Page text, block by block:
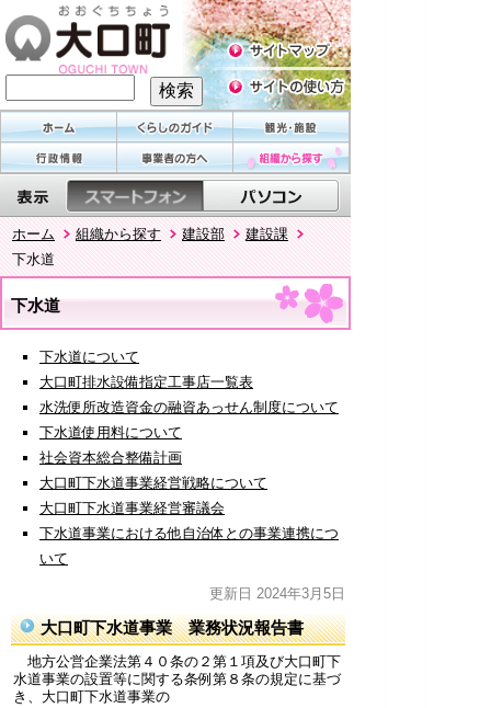
ホーム 組織から探す 建設部
建設課
下水道
下水道
下水道について
大口町排水設備指定工事店一覧表
水洗便所改造資金の融資あっせん制度について
下水道使用料について
社会資本総合整備計画
大口町下水道事業経営戦略について
大口町下水道事業経営審議会
下水道事業における他自治体との事業連携につ
いて
更新日 2024年3月5日
大口町下水道事業 業務状況報告書
地方公営企業法第４０条の２第１項及び大口町下
水道事業の設置等に関する条例第８条の規定に基づ
き、大口町下水道事業の